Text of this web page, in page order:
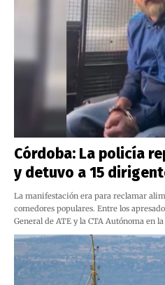
Córdoba: La policía
y detuvo a 15
La manifestación era para reclamar
comedores populares. Entre los
General de ATE y la CTA Autónoma en